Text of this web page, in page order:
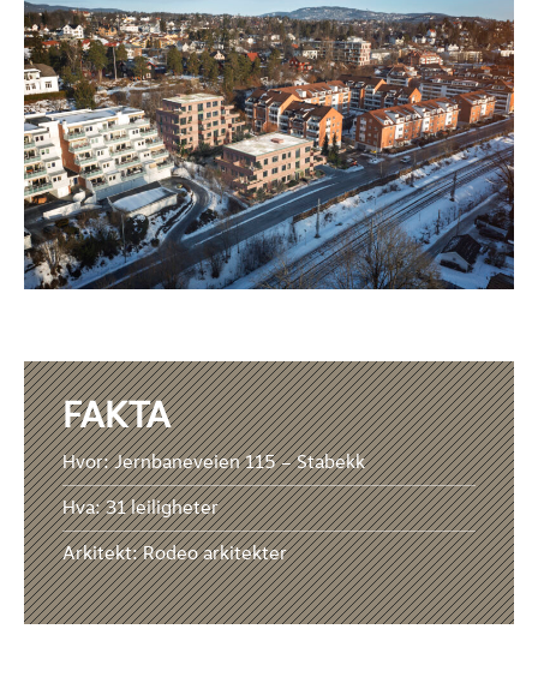
FAKTA
Hvor: Jernbaneveien 115 – Stabekk
Hva: 31 leiligheter
Arkitekt: Rodeo arkitekter